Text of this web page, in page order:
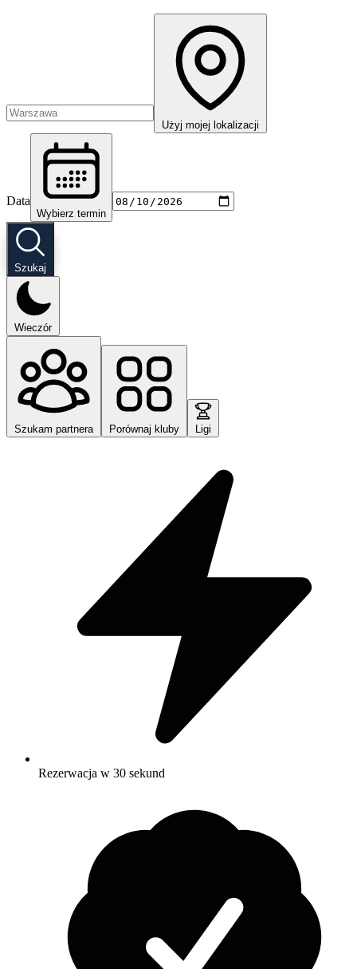
Użyj mojej lokalizacji
Data
Wybierz termin
Szukaj
Wieczór
Szukam partnera Porównaj kluby Ligi
Rezerwacja w 30 sekund